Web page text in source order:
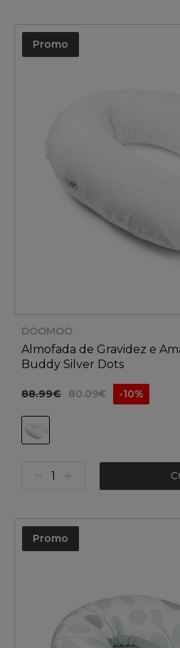
Promo
DOOMOO
Almofada de Gravidez e
Buddy Silver Dots
88.99€ 80.09€ -10%
Promo